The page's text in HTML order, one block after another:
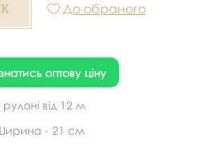
До обраного
оптову ціну
рулоні від 12 м
- 21 см